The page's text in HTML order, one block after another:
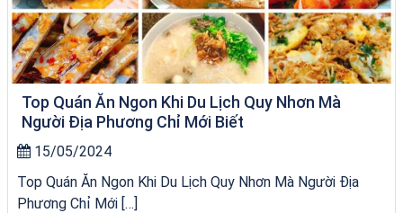
Top Quán Ăn Ngon Khi Du Lịch Quy Nhơn Mà
Người Địa Phương Chỉ Mới Biết
15/05/2024
Top Quán Ăn Ngon Khi Du Lịch Quy Nhơn Mà Người Địa
Phương Chỉ Mới […]